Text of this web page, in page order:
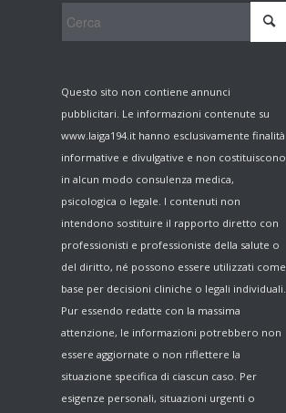
Questo sito non contiene annunci
pubblicitari. Le informazioni contenute su
www.laiga194.it hanno esclusivamente finalità
informative e divulgative e non costituiscono
in alcun modo consulenza medica,
psicologica o legale. I contenuti non
intendono sostituire il rapporto diretto con
professionisti e professioniste della salute o
del diritto, né possono essere utilizzati come
base per decisioni cliniche o legali individuali.
Pur essendo redatte con la massima
attenzione, le informazioni potrebbero non
essere aggiornate o non riflettere la
situazione specifica di ciascun caso. Per
esigenze personali, situazioni urgenti o